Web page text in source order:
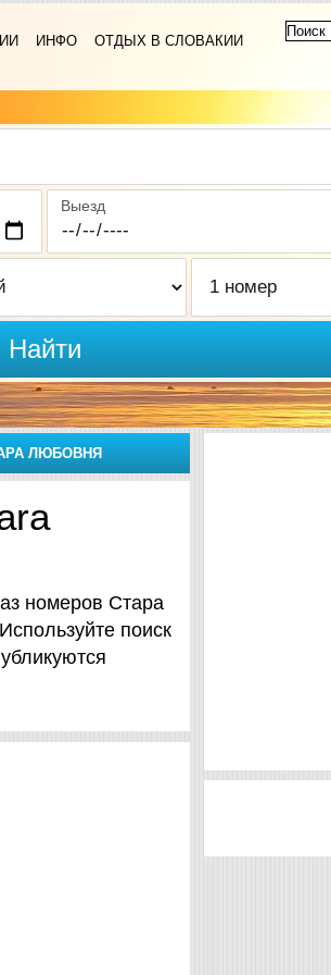
ИНФО
ОТДЫХ В СЛОВАКИИ
Выезд
Найти
ЛЮБОВНЯ
номеров Стара
поиск